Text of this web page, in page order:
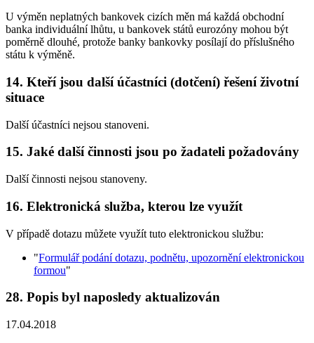
U výměn neplatných bankovek cizích měn má každá obchodní
banka individuální lhůtu, u bankovek států eurozóny mohou být
poměrně dlouhé, protože banky bankovky posílají do příslušného
státu k výměně.
14. Kteří jsou další účastníci (dotčení) řešení životní
situace
Další účastníci nejsou stanoveni.
15. Jaké další činnosti jsou po žadateli požadovány
Další činnosti nejsou stanoveny.
16. Elektronická služba, kterou lze využít
V případě dotazu můžete využít tuto elektronickou službu:
"Formulář podání dotazu, podnětu, upozornění elektronickou
formou"
28. Popis byl naposledy aktualizován
17.04.2018